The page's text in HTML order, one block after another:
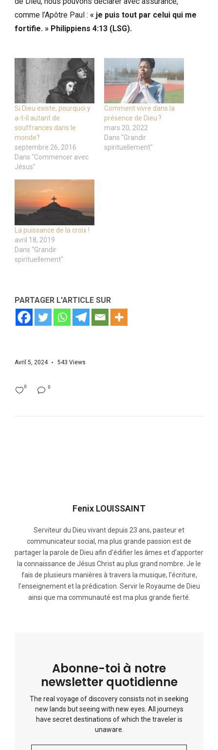
comme l’Apôtre Paul : « je puis tout par celui qui me
fortifie. » Philippiens 4:13 (LSG).
Si Dieu existe, pourquoi y
a-t-il autant de
souffrances dans le
monde?
septembre 26, 2016
Dans "Commencer avec
Jésus"
Comment vivre dans la
présence de Dieu ?
mars 20, 2022
Dans "Grandir
spirituellement"
La puissance de la croix !
avril 18, 2019
Dans "Grandir
spirituellement"
PARTAGER L'ARTICLE SUR
Avril 5, 2024 543 Views
0
0
Fenix LOUISSAINT
Serviteur du Dieu vivant depuis 23 ans, pasteur et
communicateur social, ma plus grande passion est de
partager la parole de Dieu afin d’édifier les âmes et d’apporter
la connaissance de Jésus Christ au plus grand nombre. Je le
fais de plusieurs manières à travers la musique, l’écriture,
l’enseignement et la prédication. Servir le Royaume de Dieu
ainsi que ma communauté est ma plus grande fierté.
Abonne-toi à notre
newsletter quotidienne
The real voyage of discovery consists not in seeking
new lands but seeing with new eyes. All journeys
have secret destinations of which the traveler is
unaware.